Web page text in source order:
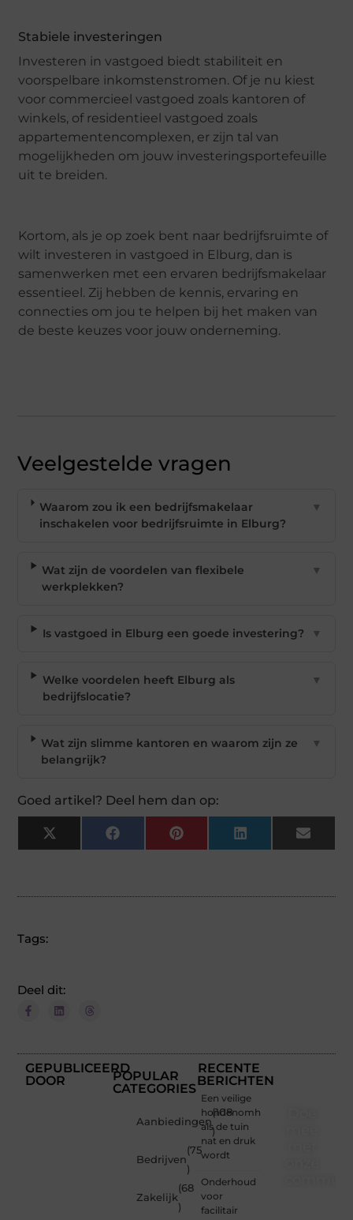
Stabiele investeringen
Investeren in vastgoed biedt stabiliteit en
voorspelbare inkomstenstromen. Of je nu kiest
voor commercieel vastgoed zoals kantoren of
winkels, of residentieel vastgoed zoals
appartementencomplexen, er zijn tal van
mogelijkheden om jouw investeringsportefeuille
uit te breiden.
Kortom, als je op zoek bent naar bedrijfsruimte of
wilt investeren in vastgoed in Elburg, dan is
samenwerken met een ervaren bedrijfsmakelaar
essentieel. Zij hebben de kennis, ervaring en
connecties om jou te helpen bij het maken van
de beste keuzes voor jouw onderneming.
Veelgestelde vragen
Waarom zou ik een bedrijfsmakelaar
inschakelen voor bedrijfsruimte in Elburg?
▼
Wat zijn de voordelen van flexibele
werkplekken?
▼
Is vastgoed in Elburg een goede investering? ▼
Welke voordelen heeft Elburg als
bedrijfslocatie?
▼
Wat zijn slimme kantoren en waarom zijn ze
belangrijk?
▼
Goed artikel? Deel hem dan op:
X
(Twitter)
Facebook Pinterest LinkedIn Email
Tags:
Deel dit:
GEPUBLICEERD
DOOR
POPULAR
CATEGORIES
Aanbiedingen
(108
)
Bedrijven
(75
)
Zakelijk
(68
)
RECENTE
BERICHTEN
Een veilige
hondenomheining
als de tuin
nat en druk
wordt
Onderhoud
voor
facilitair